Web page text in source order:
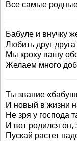
Все самые родные
Бабуле и внучку
Любить друг
Мы кроху вашу
Желаем много
Ты звание
И новый в жизни
Не зря у господа
И вот родился он,
Пускай растет